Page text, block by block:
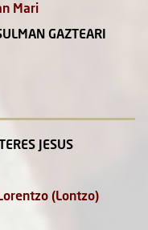
Mari
GAZTEARI
JESUS
(Lontzo)